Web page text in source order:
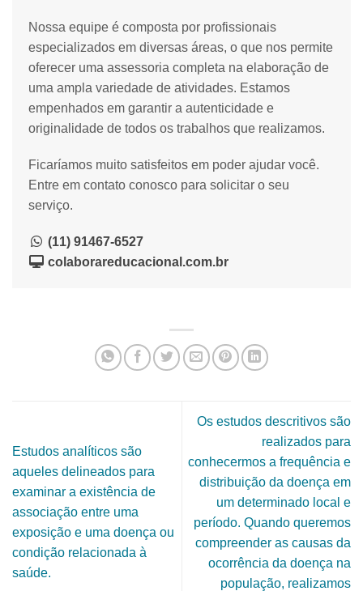
Nossa equipe é composta por profissionais
especializados em diversas áreas, o que nos permite
oferecer uma assessoria completa na elaboração de
uma ampla variedade de atividades. Estamos
empenhados em garantir a autenticidade e
originalidade de todos os trabalhos que realizamos.
Ficaríamos muito satisfeitos em poder ajudar você.
Entre em contato conosco para solicitar o seu
serviço.
(11) 91467-6527
colaborareducacional.com.br
Estudos analíticos são
aqueles delineados para
examinar a existência de
associação entre uma
exposição e uma doença ou
condição relacionada à
saúde.
Os estudos descritivos são
realizados para
conhecermos a frequência e
distribuição da doença em
um determinado local e
período. Quando queremos
compreender as causas da
ocorrência da doença na
população, realizamos